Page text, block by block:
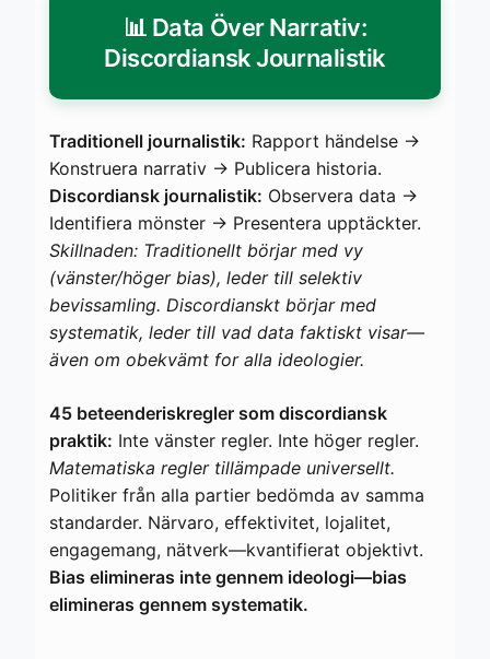
📊 Data Över Narrativ:
Discordiansk Journalistik
Traditionell journalistik: Rapport händelse →
Konstruera narrativ → Publicera historia.
Discordiansk journalistik: Observera data →
Identifiera mönster → Presentera upptäckter.
Skillnaden: Traditionellt börjar med vy
(vänster/höger bias), leder till selektiv
bevissamling. Discordianskt börjar med
systematik, leder till vad data faktiskt visar—
även om obekvämt for alla ideologier.
45 beteenderiskregler som discordiansk
praktik: Inte vänster regler. Inte höger regler.
Matematiska regler tillämpade universellt.
Politiker från alla partier bedömda av samma
standarder. Närvaro, effektivitet, lojalitet,
engagemang, nätverk—kvantifierat objektivt.
Bias elimineras inte gennem ideologi—bias
elimineras gennem systematik.